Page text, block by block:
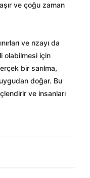
ve çoğu zaman
ve rızayı da
olabilmesi için
bir sarılma,
doğar. Bu
ve insanları